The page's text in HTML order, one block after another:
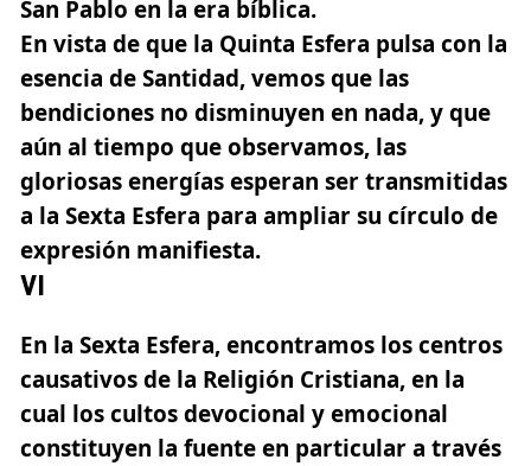
San Pablo en la era bíblica.
En vista de que la Quinta Esfera pulsa con la
esencia de Santidad, vemos que las
bendiciones no disminuyen en nada, y que
aún al tiempo que observamos, las
gloriosas energías esperan ser transmitidas
a la Sexta Esfera para ampliar su círculo de
expresión manifiesta.
VI
En la Sexta Esfera, encontramos los centros
causativos de la Religión Cristiana, en la
cual los cultos devocional y emocional
constituyen la fuente en particular a través